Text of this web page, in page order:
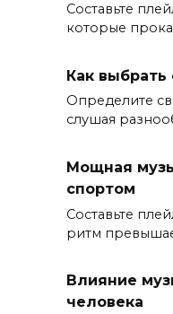
Составьте
которые
Как
Определите
слушая
Мощная
спортом
Составьте
ритм
Влияние
человека